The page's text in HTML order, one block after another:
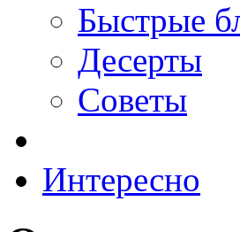
Быстрые
Десерты
Советы
Интересно